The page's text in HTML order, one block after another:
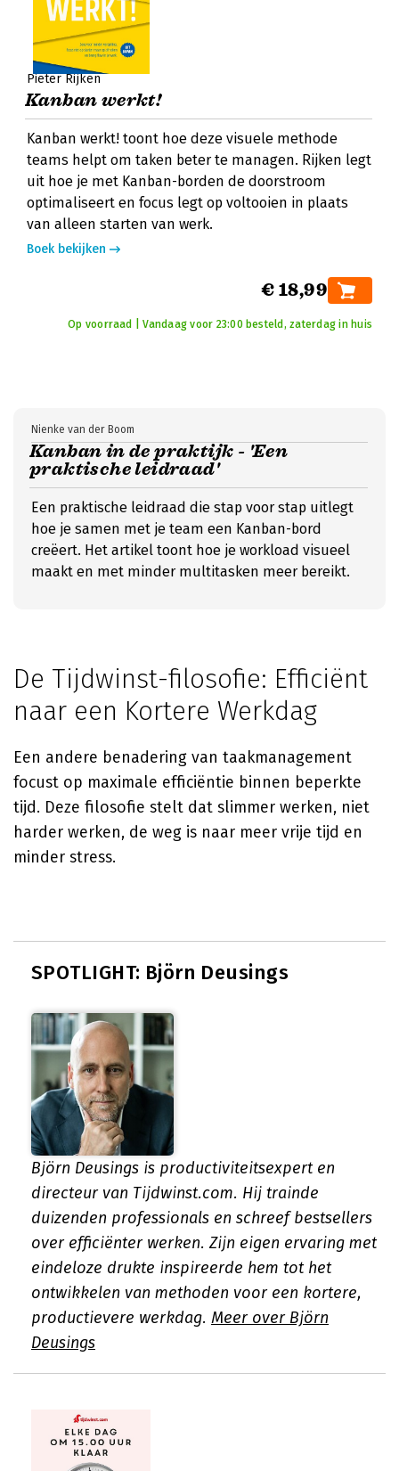
Pieter Rijken
Kanban werkt!
Kanban werkt! toont hoe deze visuele methode
teams helpt om taken beter te managen. Rijken legt
uit hoe je met Kanban-borden de doorstroom
optimaliseert en focus legt op voltooien in plaats
van alleen starten van werk.
Boek bekijken
€ 18,99
Op voorraad | Vandaag voor 23:00 besteld, zaterdag in huis
Kanban in de praktijk - 'Een
praktische leidraad'
Nienke van der Boom
Een praktische leidraad die stap voor stap uitlegt
hoe je samen met je team een Kanban-bord
creëert. Het artikel toont hoe je workload visueel
maakt en met minder multitasken meer bereikt.
De Tijdwinst-filosofie: Efficiënt
naar een Kortere Werkdag
Een andere benadering van taakmanagement
focust op maximale efficiëntie binnen beperkte
tijd. Deze filosofie stelt dat slimmer werken, niet
harder werken, de weg is naar meer vrije tijd en
minder stress.
SPOTLIGHT: Björn Deusings
Björn Deusings is productiviteitsexpert en
directeur van Tijdwinst.com. Hij trainde
duizenden professionals en schreef bestsellers
over efficiënter werken. Zijn eigen ervaring met
eindeloze drukte inspireerde hem tot het
ontwikkelen van methoden voor een kortere,
productievere werkdag. Meer over Björn
Deusings